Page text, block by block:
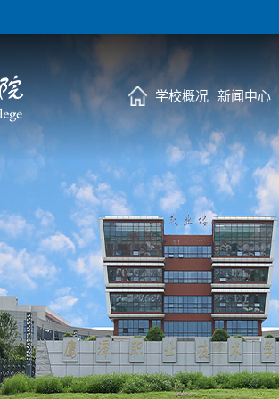
学校概况 新闻中心